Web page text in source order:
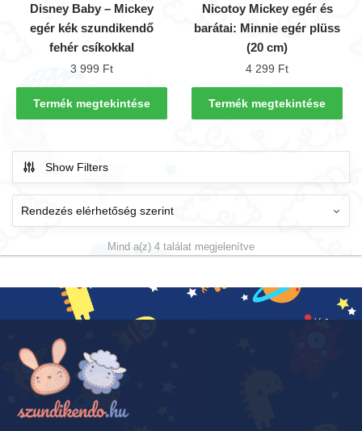
Disney Baby – Mickey
egér kék szundikendő
fehér csíkokkal
3 999 Ft
Termék megtekintése
Nicotoy Mickey egér és
barátai: Minnie egér plüss
(20 cm)
4 299 Ft
Termék megtekintése
Show Filters
Mind a(z) 4 találat megjelenítve